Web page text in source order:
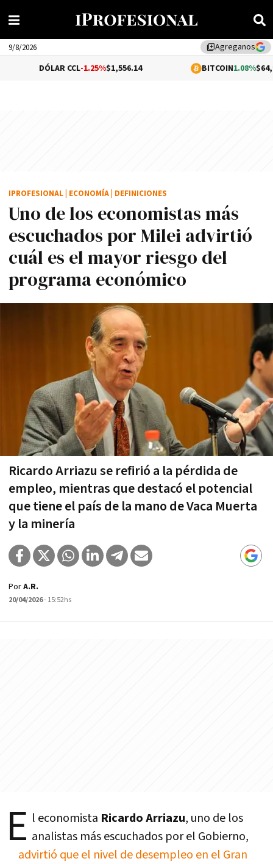
library_addAgreganos
9/8/2026
-1.25%$1,556.14 1.08%$64,969.57
Uno de los economistas más
escuchados por Milei advirtió
cuál es el mayor riesgo del
programa económico
Ricardo Arriazu se refirió a la pérdida de
empleo, mientras que destacó el potencial
que tiene el país de la mano de Vaca Muerta
y la minería
IPROFESIONAL ECONOMÍA DEFINICIONES
PorA.R.
20/04/2026- 15:52hs
E l economista Ricardo Arriazu, uno de los
analistas más escuchados por el Gobierno,
advirtió que el nivel de desempleo en el Gran